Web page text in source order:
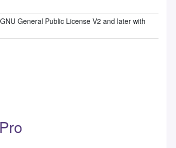
General Public License V2 and later with